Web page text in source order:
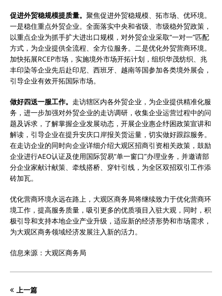
促进外贸稳规模提质量。 聚焦促进外贸稳规模、拓市场、优环境。
一是稳住重点外贸企业。全面落实中央和省级、市级稳外贸政策，
以重点企业为抓手扩大进出口规模，对外贸企业采取“一对一”匹配
方式，为企业提供全流程、全方位服务。二是优化外贸营商环境。
加快拓展RCEP市场，实施境外市场开拓计划，组织华茂纺织、兆
丰印染等企业先后赴印尼、西班牙、越南等国参加各类境外展会，
引导企业有效开拓国际市场。
做好四送一服工作。 走访辖区内各外贸企业，为企业提供精准化服
务，进一步加强对外贸企业的走访调研，收集企业运营过程中的问
题及诉求，了解掌握企业发展动态，开展企业惠企纾困政策宣讲和
解读，引导企业在提升安庆口岸报关货运量，切实做好跟踪服务。
在走访企业的同时向企业详细介绍大观区招商引资相关政策，鼓励
企业进行AEO认证及使用国际贸易“单一窗口”办理业务，并邀请部
分企业家献计献策、牵线搭桥、穿针引线，为全区双招双引工作添
砖加瓦。
优化营商环境永远在路上，大观区商务局将继续致力于优化营商环
境工作，提高服务质量，吸引更多的优质项目入驻大观，同时，积
极引导和支持本地企业产业升级，适应新的经济形势和市场需求，
为大观区商务领域经济发展注入新的活力。
信息来源：大观区商务局
上一篇